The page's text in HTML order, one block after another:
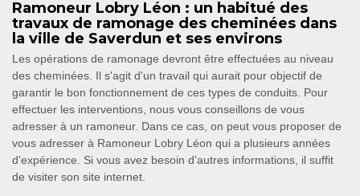
Ramoneur Lobry Léon : un habitué des
travaux de ramonage des cheminées dans
la ville de Saverdun et ses environs
Les opérations de ramonage devront être effectuées au niveau
des cheminées. Il s'agit d'un travail qui aurait pour objectif de
garantir le bon fonctionnement de ces types de conduits. Pour
effectuer les interventions, nous vous conseillons de vous
adresser à un ramoneur. Dans ce cas, on peut vous proposer de
vous adresser à Ramoneur Lobry Léon qui a plusieurs années
d'expérience. Si vous avez besoin d'autres informations, il suffit
de visiter son site internet.